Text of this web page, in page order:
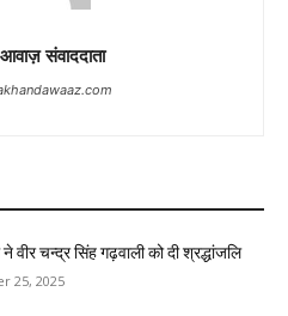
संवाददाता
ने वीर चन्द्र सिंह गढ़वाली को दी श्रद्धांजलि
25, 2025